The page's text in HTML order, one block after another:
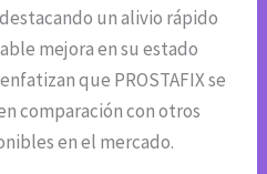
un alivio rápido
mejora en su estado
que PROSTAFIX se
comparación con otros
en el mercado.